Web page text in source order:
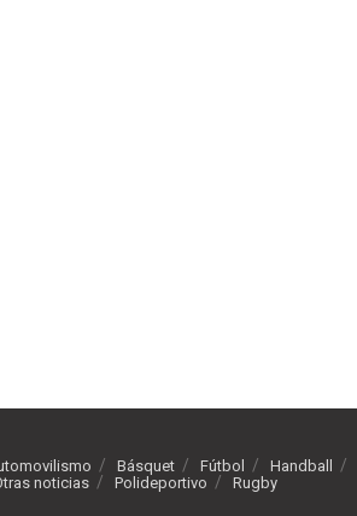
Básquet Fútbol Handball
noticias Polideportivo Rugby